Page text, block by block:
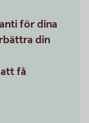
för dina
din
få